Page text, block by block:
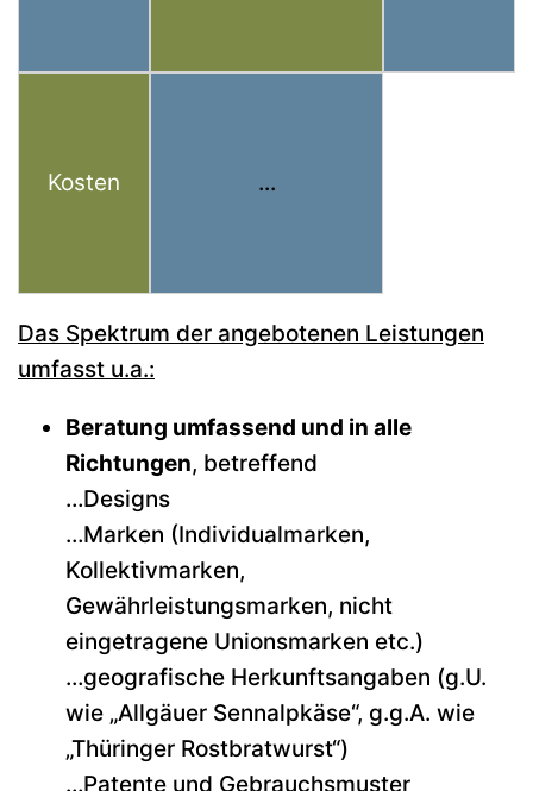
Kosten ...
Das Spektrum der angebotenen Leistungen
umfasst u.a.:
Beratung umfassend und in alle
Richtungen, betreffend
…Designs
…Marken (Individualmarken,
Kollektivmarken,
Gewährleistungsmarken, nicht
eingetragene Unionsmarken etc.)
…geografische Herkunftsangaben (g.U.
wie „Allgäuer Sennalpkäse“, g.g.A. wie
„Thüringer Rostbratwurst“)
…Patente und Gebrauchsmuster